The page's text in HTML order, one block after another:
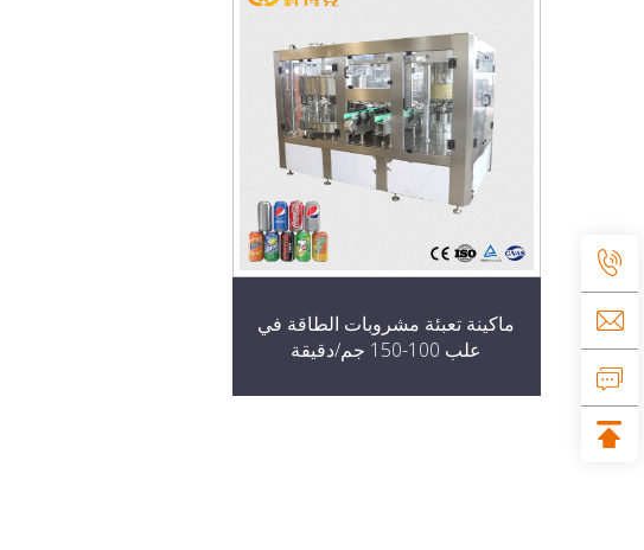
ماكينة تعبئة مشروبات الطاقة في
علب 100-150 جم/دقيقة